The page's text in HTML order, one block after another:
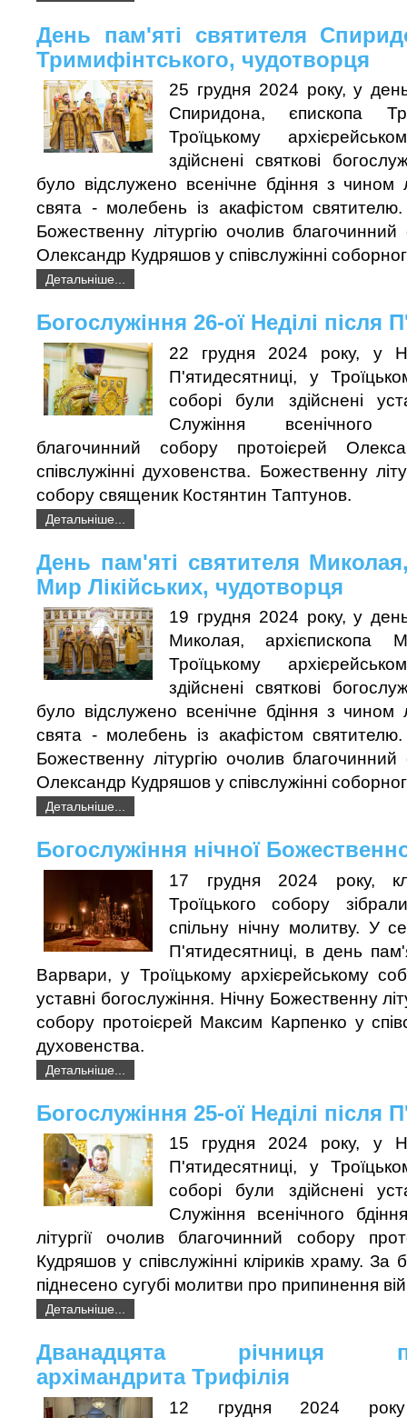
День пам'яті святителя
Тримифінтського, чудотворця
25 грудня 2024 року, у
Спиридона, єпископа
Троїцькому
здійснені святкові
було відслужено всенічне бдіння з чином
свята - молебень із акафістом
Божественну літургію очолив благочинний
Олександр Кудряшов у співслужінні
Детальніше...
Богослужіння 26-ої Неділі після
22 грудня 2024 року, у
П'ятидесятниці, у
соборі були здійснені
Служіння
благочинний собору протоієрей
співслужінні духовенства. Божественну
собору священик Костянтин Таптунов.
Детальніше...
День пам'яті святителя
Мир Лікійських, чудотворця
19 грудня 2024 року, у
Миколая, архієпископа
Троїцькому
здійснені святкові
було відслужено всенічне бдіння з чином
свята - молебень із акафістом
Божественну літургію очолив благочинний
Олександр Кудряшов у співслужінні
Детальніше...
Богослужіння нічної
17 грудня 2024 року,
Троїцького собору
спільну нічну молитву. У
П'ятидесятниці, в день
Варвари, у Троїцькому архієрейському
уставні богослужіння. Нічну Божественну
собору протоієрей Максим Карпенко у
духовенства.
Детальніше...
Богослужіння 25-ої Неділі після
15 грудня 2024 року, у
П'ятидесятниці, у
соборі були здійснені
Служіння всенічного
літургії очолив благочинний собору
Кудряшов у співслужінні кліриків храму. За
піднесено сугубі молитви про припинення
Детальніше...
Дванадцята річниця
архімандрита Трифілія
12 грудня 2024